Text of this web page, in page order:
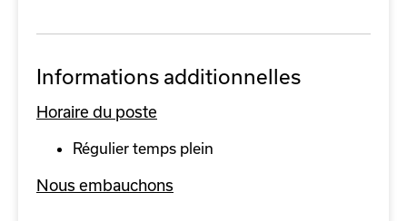
Informations additionnelles
Horaire du poste
Régulier temps plein
Nous embauchons